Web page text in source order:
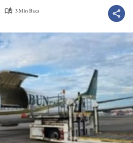
3 Min Baca